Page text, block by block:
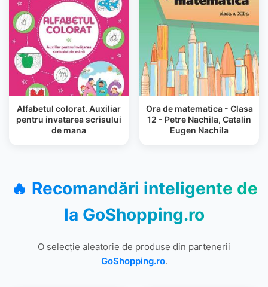
Alfabetul colorat. Auxiliar
pentru invatarea scrisului
de mana
Ora de matematica - Clasa
12 - Petre Nachila, Catalin
Eugen Nachila
🔥 Recomandări inteligente de
la GoShopping.ro
O selecție aleatorie de produse din partenerii
GoShopping.ro.